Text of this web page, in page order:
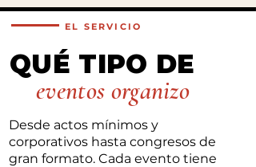
EL SERVICIO
QUÉ TIPO DE
eventos organizo
Desde actos mínimos y
corporativos hasta congresos de
gran formato. Cada evento tiene